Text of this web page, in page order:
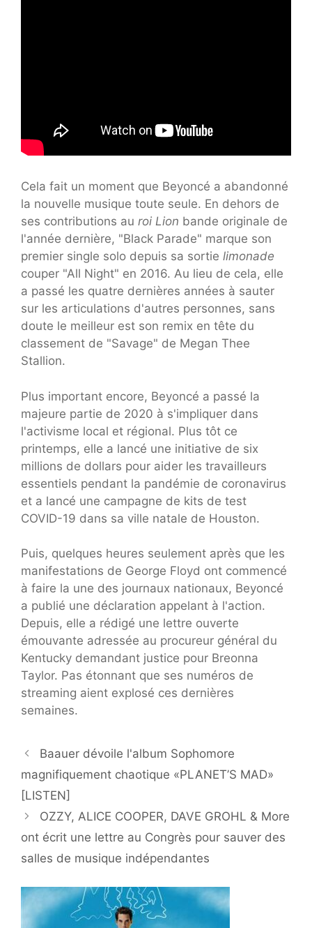
Cela fait un moment que Beyoncé a abandonné
la nouvelle musique toute seule. En dehors de
ses contributions au roi Lion bande originale de
l'année dernière, "Black Parade" marque son
premier single solo depuis sa sortie limonade
couper "All Night" en 2016. Au lieu de cela, elle
a passé les quatre dernières années à sauter
sur les articulations d'autres personnes, sans
doute le meilleur est son remix en tête du
classement de "Savage" de Megan Thee
Stallion.
Plus important encore, Beyoncé a passé la
majeure partie de 2020 à s'impliquer dans
l'activisme local et régional. Plus tôt ce
printemps, elle a lancé une initiative de six
millions de dollars pour aider les travailleurs
essentiels pendant la pandémie de coronavirus
et a lancé une campagne de kits de test
COVID-19 dans sa ville natale de Houston.
Puis, quelques heures seulement après que les
manifestations de George Floyd ont commencé
à faire la une des journaux nationaux, Beyoncé
a publié une déclaration appelant à l'action.
Depuis, elle a rédigé une lettre ouverte
émouvante adressée au procureur général du
Kentucky demandant justice pour Breonna
Taylor. Pas étonnant que ses numéros de
streaming aient explosé ces dernières
semaines.
Baauer dévoile l'album Sophomore
magnifiquement chaotique «PLANET’S MAD»
[LISTEN]
OZZY, ALICE COOPER, DAVE GROHL & More
ont écrit une lettre au Congrès pour sauver des
salles de musique indépendantes